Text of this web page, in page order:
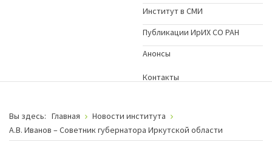
Институт в СМИ
Публикации ИрИХ СО РАН
Анонсы
Контакты
Вы здесь: Главная
Новости института
А.В. Иванов – Советник губернатора Иркутской области